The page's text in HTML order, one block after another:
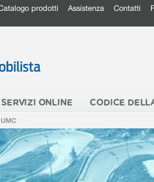
prodotti Assistenza Contatti
SERVIZI ONLINE CODICE